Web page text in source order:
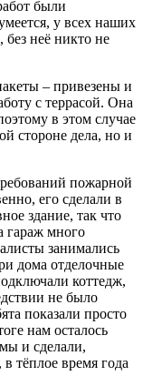
были
у всех наших
без неё никто не
– привезены и
с террасой. Она
в этом случае
стороне дела, но и
пожарной
его сделали в
здание, так что
гараж много
занимались
дома отделочные
коттедж,
не было
показали просто
нам осталось
мы и сделали,
тёплое время года